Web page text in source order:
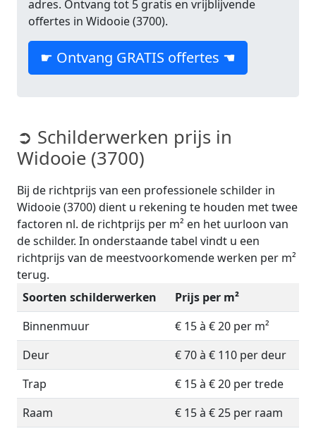
adres. Ontvang tot 5 gratis en vrijblijvende
offertes in Widooie (3700).
☛ Ontvang GRATIS offertes ☚
➲ Schilderwerken prijs in
Widooie (3700)
Bij de richtprijs van een professionele schilder in
Widooie (3700) dient u rekening te houden met twee
factoren nl. de richtprijs per m² en het uurloon van
de schilder. In onderstaande tabel vindt u een
richtprijs van de meestvoorkomende werken per m²
terug.
Soorten schilderwerken
Prijs per m²
Binnenmuur
€ 15 à € 20 per m²
Deur
€ 70 à € 110 per deur
Trap
€ 15 à € 20 per trede
Raam
€ 15 à € 25 per raam